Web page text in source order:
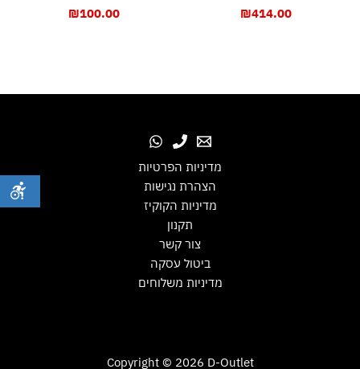
₪414.00
₪100.00
מדיניות הפרטיות
הצהרת נגישות
מדיניות הקוקיז
תקנון
צור קשר
ביטול עסקה
מדיניות משלוחים
Copyright © 2026 D-Outlet